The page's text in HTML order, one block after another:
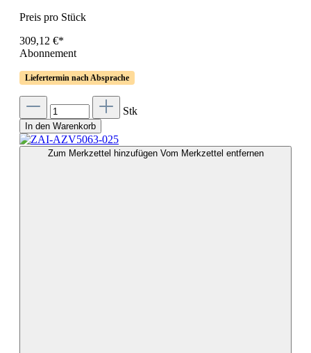
Preis pro Stück
309,12 €*
Abonnement
Liefertermin nach Absprache
Stk
In den Warenkorb
Zum Merkzettel hinzufügen Vom Merkzettel entfernen